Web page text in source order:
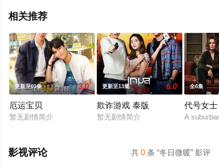
相关推荐
更新至01集 3.0
厄运宝贝
暂无剧情简介
更新至13集 6.0
欺诈游戏 泰版
暂无剧情简介
全6集
代号女士
A
共0 条 “冬日微暖” 影评
影视评论